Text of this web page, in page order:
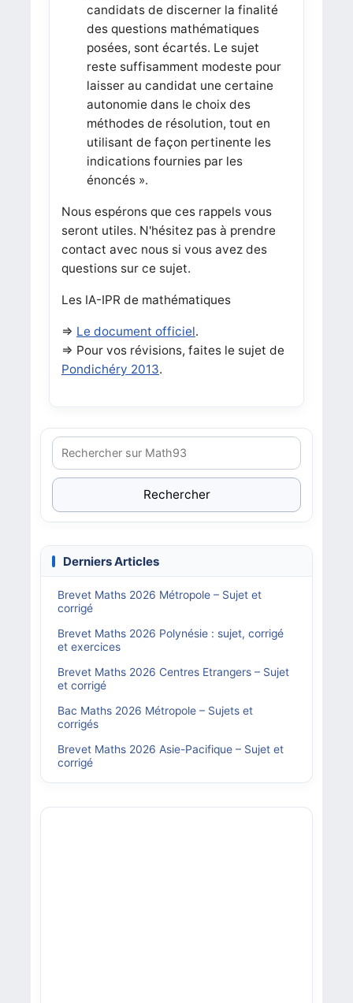
candidats de discerner la finalité
des questions mathématiques
posées, sont écartés. Le sujet
reste suffisamment modeste pour
laisser au candidat une certaine
autonomie dans le choix des
méthodes de résolution, tout en
utilisant de façon pertinente les
indications fournies par les
énoncés ».
Nous espérons que ces rappels vous
seront utiles. N'hésitez pas à prendre
contact avec nous si vous avez des
questions sur ce sujet.
Les IA-IPR de mathématiques
=> Le document officiel.
=> Pour vos révisions, faites le sujet de
Pondichéry 2013.
Rechercher
Derniers Articles
Brevet Maths 2026 Métropole – Sujet et
corrigé
Brevet Maths 2026 Polynésie : sujet, corrigé
et exercices
Brevet Maths 2026 Centres Etrangers – Sujet
et corrigé
Bac Maths 2026 Métropole – Sujets et
corrigés
Brevet Maths 2026 Asie-Pacifique – Sujet et
corrigé